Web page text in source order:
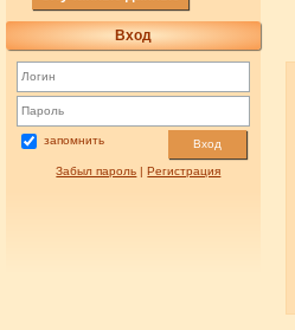
Вход
запомнить Вход
Забыл пароль |Регистрация